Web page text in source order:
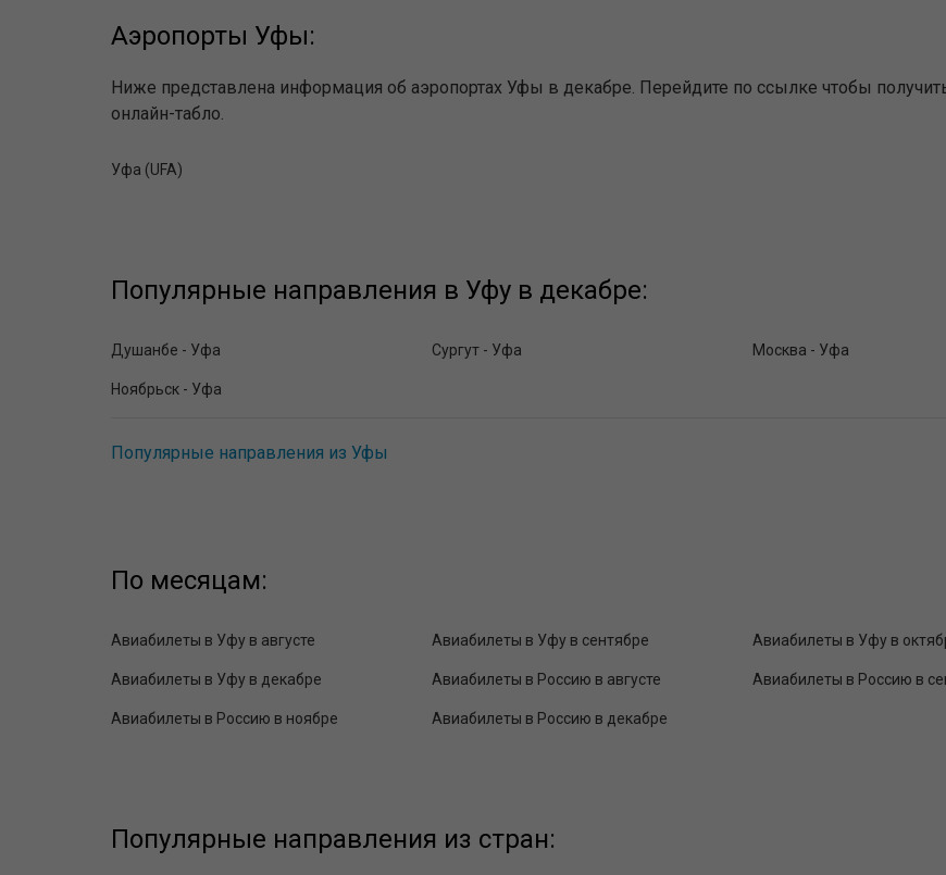
Аэропорты Уфы:
Ниже представлена информация об аэропортах Уфы в декабре. Перейдите по ссылке чтобы
онлайн-табло.
Уфа (UFA)
Популярные направления в Уфу в декабре:
Душанбе - Уфа Сургут - Уфа Москва - Уфа
Ноябрьск - Уфа
Популярные направления из Уфы
По месяцам:
Авиабилеты в Уфу в августе Авиабилеты в Уфу в сентябре Авиабилеты в Уфу в
Авиабилеты в Уфу в декабре Авиабилеты в Россию в августе Авиабилеты в Россию в
Авиабилеты в Россию в ноябре Авиабилеты в Россию в декабре
Популярные направления из стран: